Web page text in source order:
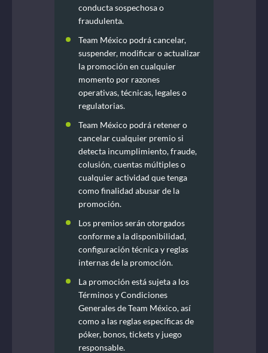
conducta sospechosa o
fraudulenta.
Team México podrá cancelar,
suspender, modificar o actualizar
la promoción en cualquier
momento por razones
operativas, técnicas, legales o
regulatorias.
Team México podrá retener o
cancelar cualquier premio si
detecta incumplimiento, fraude,
colusión, cuentas múltiples o
cualquier actividad que tenga
como finalidad abusar de la
promoción.
Los premios serán otorgados
conforme a la disponibilidad,
configuración técnica y reglas
internas de la promoción.
La promoción está sujeta a los
Términos y Condiciones
Generales de Team México, así
como a las reglas específicas de
póker, bonos, tickets y juego
responsable.